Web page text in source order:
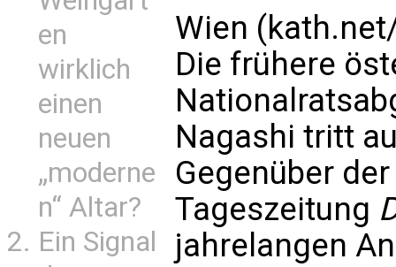
en
wirklich
einen
neuen
„moderne
n“ Altar?
Ein Signal
Wien
Die frühere
Nagashi tritt
Gegenüber
Tageszeitung
jahrelangen